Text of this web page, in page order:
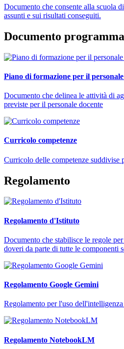
Documento che consente alla scuola
assunti e sui risultati conseguiti.
Documento
Piano di formazione per il personale
Documento che delinea le attività di
previste per il personale docente
Curricolo competenze
Curricolo delle competenze suddivise
Regolamento
Regolamento d'Istituto
Documento che stabilisce le regole
doveri da parte di tutte le componenti
Regolamento Google Gemini
Regolamento per l'uso
Regolamento NotebookLM